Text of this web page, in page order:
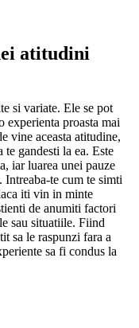
atitudini
si variate. Ele se pot
experienta proasta mai
vine aceasta atitudine,
gandesti la ea. Este
iar luarea unei pauze
Intreaba-te cum te simti
iti vin in minte
de anumiti factori
sau situatiile. Fiind
sa le raspunzi fara a
sa fi condus la